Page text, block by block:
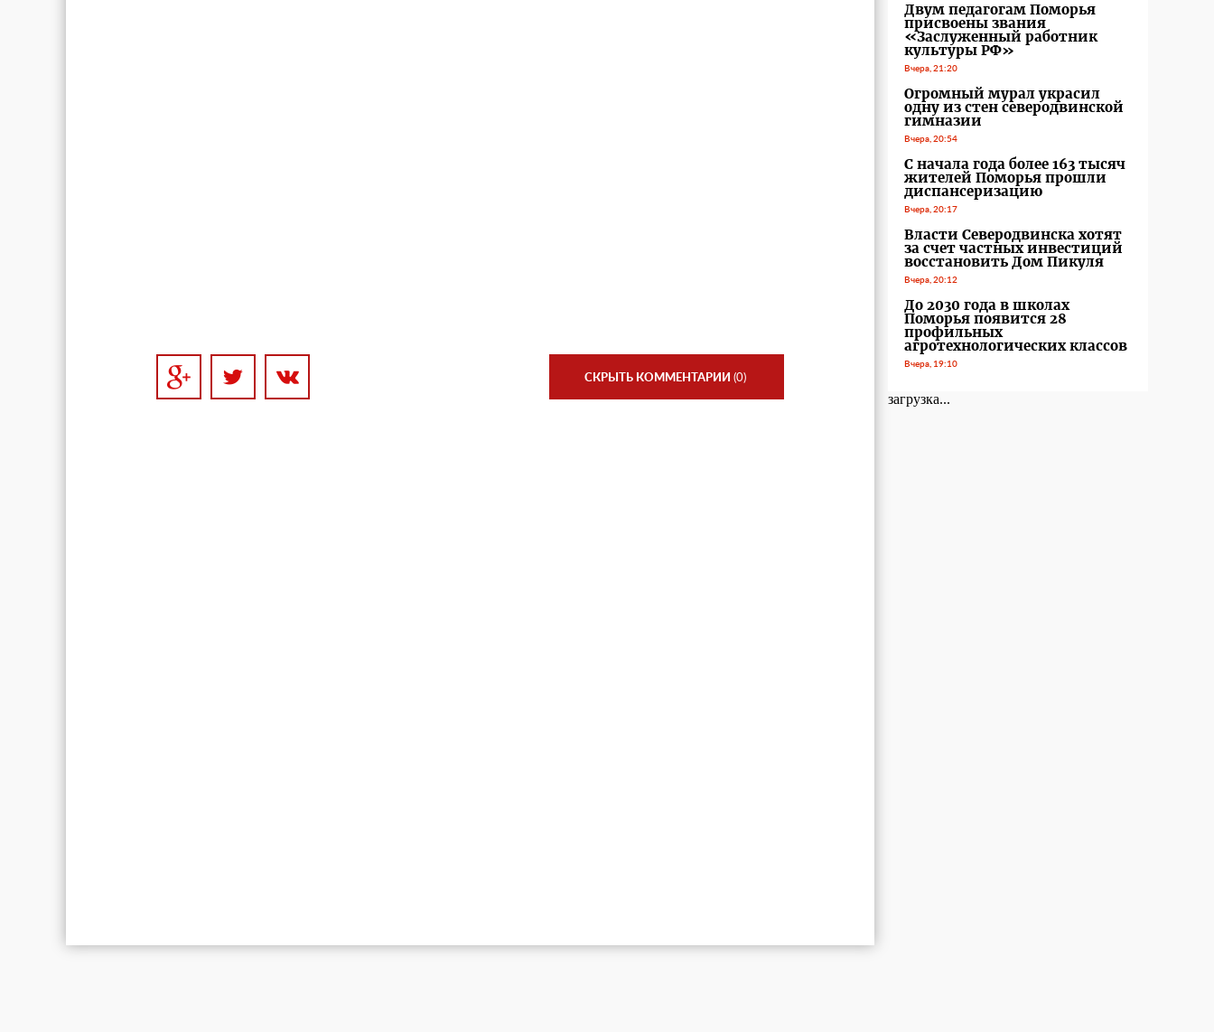
СКРЫТЬ КОММЕНТАРИИ (0)
Двум педагогам Поморья
присвоены звания
«Заслуженный работник
культуры РФ»
Вчера, 21:20
Огромный мурал украсил
одну из стен северодвинской
гимназии
Вчера, 20:54
С начала года более 163 тысяч
жителей Поморья прошли
диспансеризацию
Вчера, 20:17
Власти Северодвинска хотят
за счет частных инвестиций
восстановить Дом Пикуля
Вчера, 20:12
До 2030 года в школах
Поморья появится 28
профильных
агротехнологических классов
Вчера, 19:10
загрузка...